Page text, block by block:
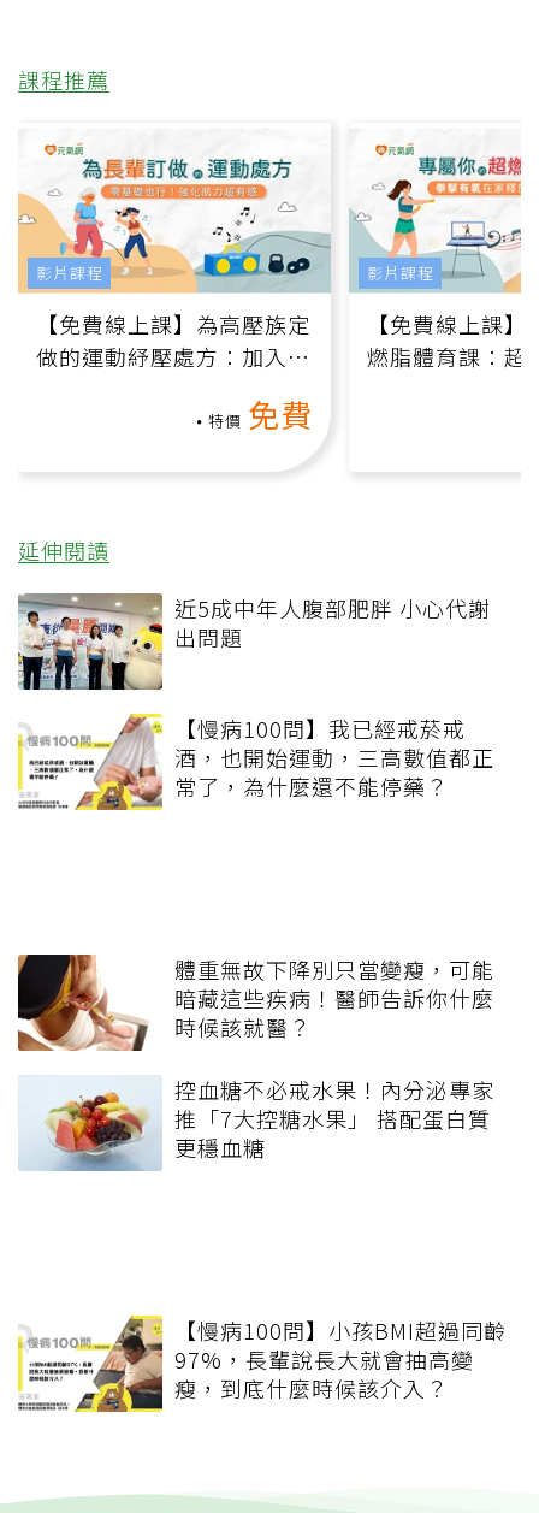
課程推薦
【免費線上課】為高壓族定
做的運動紓壓處方：加入行
特價 免費
影片課程
【免費線上課
燃脂體育課：超
影片課程
延伸閱讀
近5成中年人腹部肥胖 小心代謝
出問題
【慢病100問】我已經戒菸戒
酒，也開始運動，三高數值都正
常了，為什麼還不能停藥？
體重無故下降別只當變瘦，可能
暗藏這些疾病！醫師告訴你什麼
時候該就醫？
控血糖不必戒水果！內分泌專家
推「7大控糖水果」 搭配蛋白質
更穩血糖
【慢病100問】小孩BMI超過同齡
97%，長輩說長大就會抽高變
瘦，到底什麼時候該介入？